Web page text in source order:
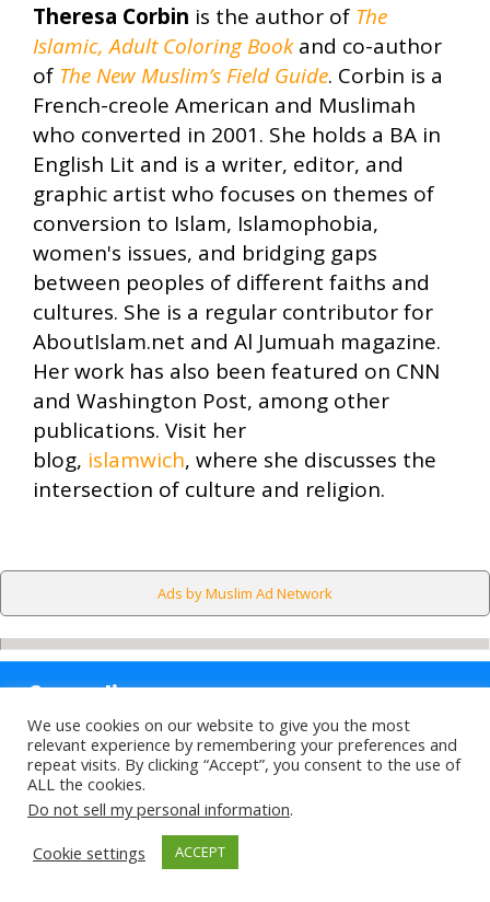
Theresa Corbin is the author of The
Islamic, Adult Coloring Bookand co-author
of The New Muslim’s Field Guide. Corbin is a
French-creole American and Muslimah
who converted in 2001. She holds a BA in
English Lit and is a writer, editor, and
graphic artist who focuses on themes of
conversion to Islam, Islamophobia,
women's issues, and bridging gaps
between peoples of different faiths and
cultures. She is a regular contributor for
AboutIslam.net and Al Jumuah magazine.
Her work has also been featured on CNN
and Washington Post, among other
publications. Visit her
blog, islamwich, where she discusses the
intersection of culture and religion.
Ads by Muslim Ad Network
Counseling
Sections
Highlights
We use cookies on our website to give you the most
relevant experience by remembering your preferences and
repeat visits. By clicking “Accept”, you consent to the use of
ALL the cookies.
Do not sell my personal information.
Cookie settings
ACCEPT